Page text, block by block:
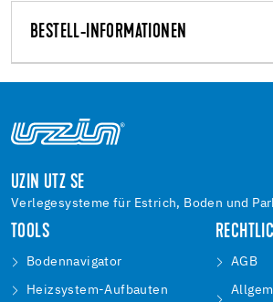
BESTELL-INFORMATIONEN
UZIN UTZ SE
Verlegesysteme für Estrich, Boden und
TOOLS
Bodennavigator
Heizsystem-Aufbauten
AGB